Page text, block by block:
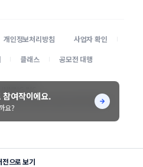
개인정보처리방침
사업자 확인
클래스 공모전 대행
정보가 무단으로 수집되는 것을 거부합니다.
으로 보기
참여작이에요.
요?